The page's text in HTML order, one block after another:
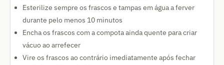
Esterilize sempre os frascos e tampas em água a ferver
durante pelo menos 10 minutos
Encha os frascos com a compota ainda quente para criar
vácuo ao arrefecer
Vire os frascos ao contrário imediatamente após fechar